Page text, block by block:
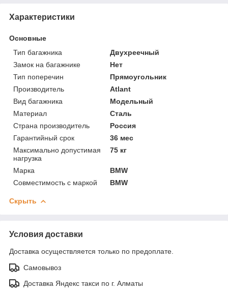
Характеристики
Основные
Тип багажника
Двухреечный
Замок на багажнике
Нет
Тип поперечин
Прямоугольник
Производитель
Atlant
Вид багажника
Модельный
Материал
Сталь
Страна производитель
Россия
Гарантийный срок
36 мес
Максимально допустимая
нагрузка
75 кг
Марка
BMW
Совместимость с маркой
BMW
Скрыть
Условия доставки
Доставка осуществляется только по предоплате.
Самовывоз
Доставка Яндекс такси по г. Алматы